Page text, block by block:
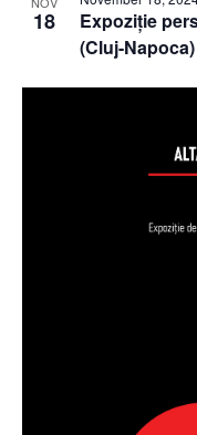
18
Expoziție
(Cluj-Napoca)